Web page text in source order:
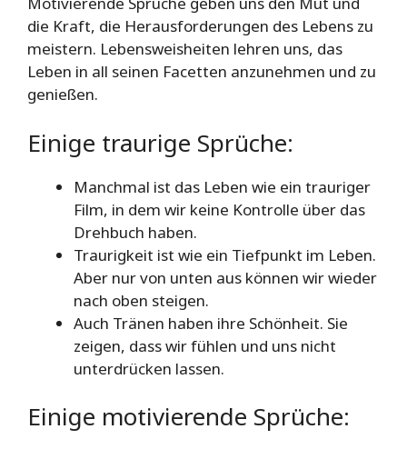
die Kraft, die Herausforderungen des Lebens zu
meistern. Lebensweisheiten lehren uns, das
Leben in all seinen Facetten anzunehmen und zu
genießen.
Einige traurige Sprüche:
Manchmal ist das Leben wie ein trauriger
Film, in dem wir keine Kontrolle über das
Drehbuch haben.
Traurigkeit ist wie ein Tiefpunkt im Leben.
Aber nur von unten aus können wir wieder
nach oben steigen.
Auch Tränen haben ihre Schönheit. Sie
zeigen, dass wir fühlen und uns nicht
unterdrücken lassen.
Einige motivierende Sprüche: